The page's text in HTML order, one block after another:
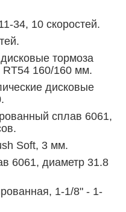
34, 10 скоростей.
тормоза
RT54 160/160 мм.
дисковые
сплав 6061,
Soft, 3 мм.
6061, диаметр 31.8
1-1/8" - 1-